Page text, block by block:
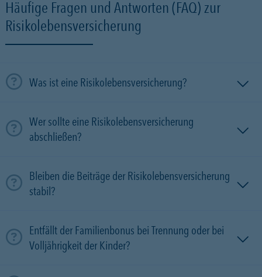
Häufige Fragen und Antworten (FAQ) zur
Risikolebensversicherung
Was ist eine Risikolebensversicherung?
Wer sollte eine Risikolebensversicherung
abschließen?
Bleiben die Beiträge der Risikolebensversicherung
stabil?
Entfällt der Familienbonus bei Trennung oder bei
Volljährigkeit der Kinder?